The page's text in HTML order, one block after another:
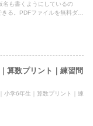
名も書くようにしているの
る。PDFファイルを無料ダウ
算数プリント｜練習問
小学6年生｜算数プリント｜練